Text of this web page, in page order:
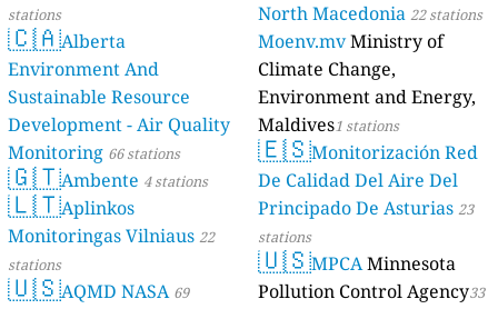
stations
🇨🇦Alberta
Environment And
Sustainable Resource
Development - Air Quality
Monitoring 66 stations
🇬🇹Ambente 4 stations
🇱🇹Aplinkos
Monitoringas Vilniaus 22
stations
🇺🇸AQMD NASA 69
North Macedonia 22 stations
Moenv.mvMinistry of
Climate Change,
Environment and Energy,
Maldives1 stations
🇪🇸Monitorización Red
De Calidad Del Aire Del
Principado De Asturias 23
stations
🇺🇸MPCAMinnesota
Pollution Control Agency33